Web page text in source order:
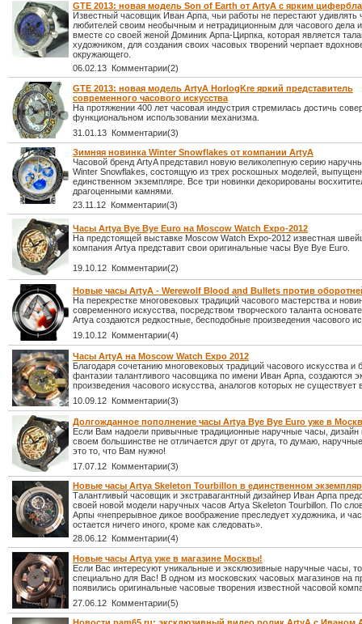
GTE 2013: новая модель Son of Earth от ArtyA с ярким
Известный часовщик Иван Арпа, чьи работы не перестают удивлять
любителей своим необычным и нетрадиционным для часового дела
вместе со своей женой Доминик Арпа-Цирпка, которая является
художником, для создания своих часовых творений черпает
окружающего.
06.02.13 Комментарии(2)
GTE 2013: новая модель ArtyA HorlogKre яркий представитель
современного часового искусства
На протяжении 400 лет часовая индустрия стремилась достичь
функциональном использовании механизма.
31.01.13 Комментарии(3)
Зимняя новинка Winter Snowflakes от компании ArtyA
Часовой бренд ArtyA представил новую великолепную серию
Winter Snowflakes, состоящую из трех роскошных моделей,
единственном экземпляре. Все три новинки декорированы
драгоценными камнями.
23.11.12 Комментарии(3)
Часы Artya Bye Bye Euro на Moscow Watch Expo-2012
На предстоящей выставке Moscow Watch Expo-2012 известная
компания Artya представит свои оригинальные часы Bye Bye Euro.
19.10.12 Комментарии(2)
Новые часы ArtyA - Werewolf Blood and Bullets против
На перекрестке многовековых традиций часового мастерства и
современного искусства, посредством творческого таланта
Artya создаются редкостные, бесподобные произведения часового
19.10.12 Комментарии(4)
Часы ArtyA на Moscow Watch Expo 2012
Благодаря сочетанию многовековых традиций часового искусства и
фантазии талантливого часовщика по имени Иван Арпа, создаются
произведения часового искусства, аналогов которых не
10.09.12 Комментарии(3)
Долгожданное пополнение часы Artya Bye Bye Euro уже в
Если Вам надоели привычные традиционные наручные часы, дизайн
своем большинстве не отличается друг от друга, то думаю,
это то, что Вам нужно!
17.07.12 Комментарии(3)
Новые часы Artya Skeleton Tourbillon в единственном
Талантливый часовщик и экстравагантный дизайнер Иван Арпа
своей новой модели наручных часов Artya Skeleton Tourbillon. По
Арпы «непрерывное дикое воображение преследует художника, и
остается ничего иного, кроме как следовать».
28.06.12 Комментарии(4)
Новые часы Artya уже в магазине Москвы!
Если Вас интересуют уникальные и эксклюзивные наручные часы,
специально для Вас! В одном из московских часовых магазинов на
появились оригинальные часовые творения известной часовой
27.06.12 Комментарии(5)